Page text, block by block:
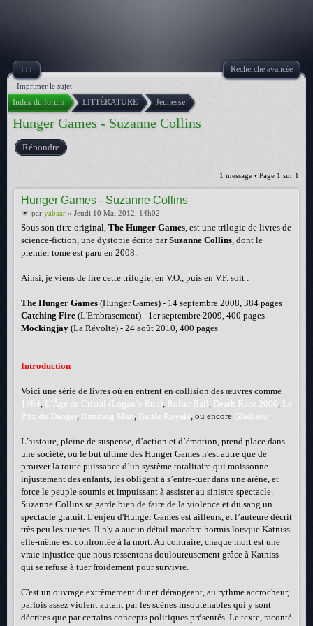
↓↓↓ Recherche avancée
Imprimer le sujet
Index du forum LITTÉRATURE Jeunesse
Hunger Games - Suzanne Collins
Répondre
1 message • Page 1 sur 1
Hunger Games - Suzanne Collins
par yabaar » Jeudi 10 Mai 2012, 14h02
Sous son titre original, The Hunger Games, est une trilogie de livres de
science-fiction, une dystopie écrite parSuzanne Collins, dont le
premier tome est paru en 2008.
Ainsi, je viens de lire cette trilogie, en V.O., puis en V.F. soit :
The Hunger Games (Hunger Games) - 14 septembre 2008, 384 pages
Catching Fire (L'Embrasement) - 1er septembre 2009, 400 pages
Mockingjay (La Révolte) - 24 août 2010, 400 pages
Introduction
Voici une série de livres où en entrent en collision des œuvres comme
1984, L’Âge de Cristal (Logan´s Run), Roller Ball, Death Race 2000, Le
Prix du Danger, Running Man, Battle Royale, ou encore Gladiator.
L'histoire, pleine de suspense, d’action et d’émotion, prend place dans
une société, où le but ultime des Hunger Games n'est autre que de
prouver la toute puissance d’un système totalitaire qui moissonne
injustement des enfants, les obligent à s’entre-tuer dans une arène, et
force le peuple soumis et impuissant à assister au sinistre spectacle.
Suzanne Collins se garde bien de faire de la violence et du sang un
spectacle gratuit. L'enjeu d'Hunger Games est ailleurs, et l’auteure décrit
très peu les tueries. Il n'y a aucun détail macabre hormis lorsque Katniss
elle-même est confrontée à la mort. Au contraire, chaque mort est une
vraie injustice que nous ressentons douloureusement grâce à Katniss
qui se refuse à tuer froidement pour survivre.
C'est un ouvrage extrêmement dur et dérangeant, au rythme accrocheur,
parfois assez violent autant par les scènes insoutenables qui y sont
décrites que par certains concepts politiques présentés. Le texte, raconté